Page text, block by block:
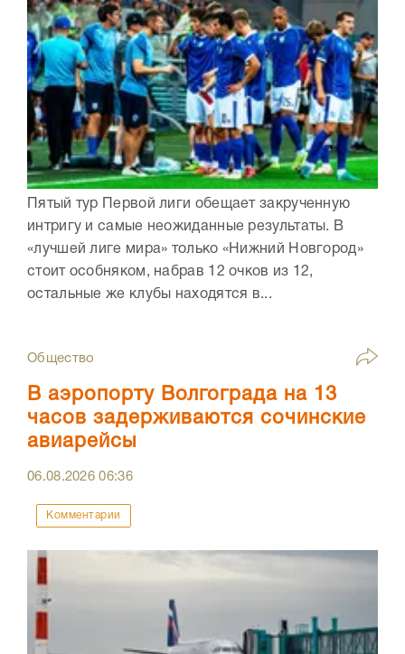
Пятый тур Первой лиги обещает закрученную
интригу и самые неожиданные результаты. В
«лучшей лиге мира» только «Нижний Новгород»
стоит особняком, набрав 12 очков из 12,
остальные же клубы находятся в...
Общество
В аэропорту Волгограда на 13
часов задерживаются сочинские
авиарейсы
06.08.202606:36
Комментарии